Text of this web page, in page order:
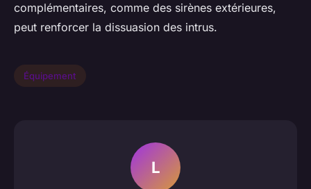
complémentaires, comme des sirènes extérieures,
peut renforcer la dissuasion des intrus.
Équipement
L